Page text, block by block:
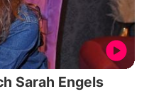
Sarah Engels